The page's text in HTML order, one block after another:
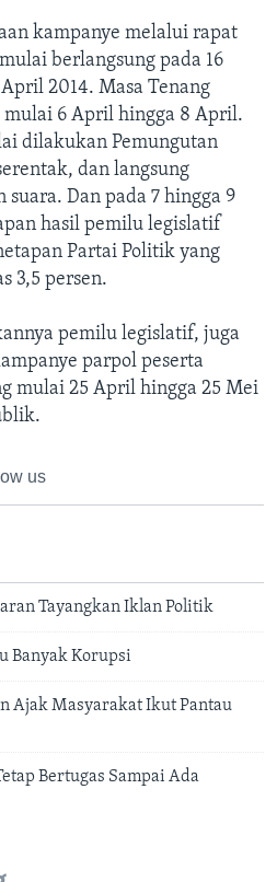
kampanye melalui rapat
berlangsung pada 16
2014. Masa Tenang
mulai 6 April hingga 8 April.
dilakukan Pemungutan
dan langsung
Dan pada 7 hingga 9
hasil pemilu legislatif
Partai Politik yang
3,5 persen.
pemilu legislatif, juga
parpol peserta
mulai 25 April hingga 25 Mei
us
Tayangkan Iklan Politik
Banyak Korupsi
Ajak Masyarakat Ikut Pantau
Bertugas Sampai Ada